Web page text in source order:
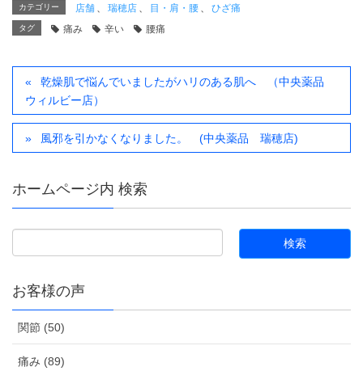
カテゴリー 店舗 瑞穂店 目・肩・腰 ひざ痛
タグ 痛み 辛い 腰痛
乾燥肌で悩んでいましたがハリのある肌へ （中央薬品
ウィルビー店）
風邪を引かなくなりました。 (中央薬品 瑞穂店)
ホームページ内 検索
お客様の声
関節 (50)
痛み (89)